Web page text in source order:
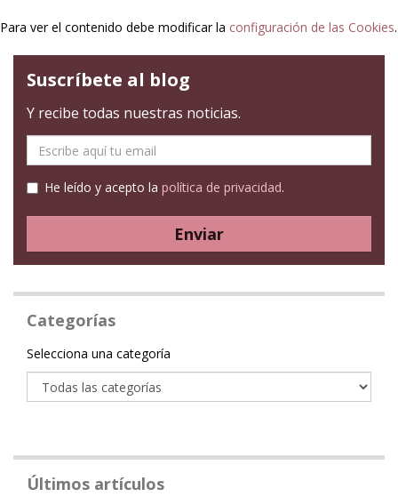
Para ver el contenido debe modificar la configuración de las Cookies.
Suscríbete al blog
Y recibe todas nuestras noticias.
mail
He leído y acepto la política de privacidad.
Enviar
Categorías
Categoría
Selecciona una categoría
Últimos artículos